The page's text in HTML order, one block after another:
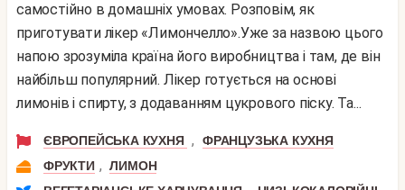
самостійно в домашніх умовах. Розповім, як
приготувати лікер «Лимончелло».Уже за назвою цього
напою зрозуміла країна його виробництва і там, де він
найбільш популярний. Лікер готується на основі
лимонів і спирту, з додаванням цукрового піску. Та...
ЄВРОПЕЙСЬКА КУХНЯ ,
ФРАНЦУЗЬКА КУХНЯ
ФРУКТИ , ЛИМОН